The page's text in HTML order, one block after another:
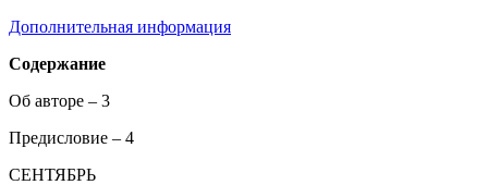
Дополнительная информация
Содержание
Об авторе – 3
Предисловие – 4
СЕНТЯБРЬ